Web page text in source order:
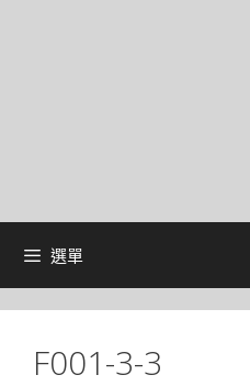
選單
F001-3-3